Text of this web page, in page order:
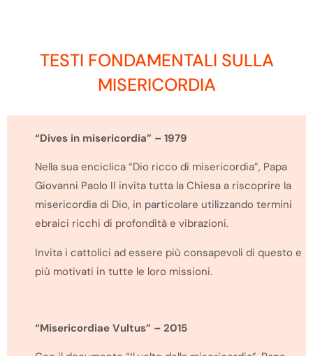
TESTI FONDAMENTALI SULLA
MISERICORDIA
“Dives in misericordia” – 1979
Nella sua enciclica “Dio ricco di misericordia”, Papa
Giovanni Paolo II invita tutta la Chiesa a riscoprire la
misericordia di Dio, in particolare utilizzando termini
ebraici ricchi di profondità e vibrazioni.
Invita i cattolici ad essere più consapevoli di questo e
più motivati in tutte le loro missioni.
“Misericordiae Vultus” – 2015